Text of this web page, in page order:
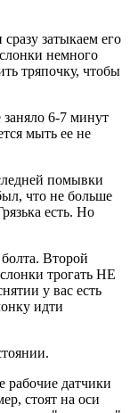
затыкаем его
немного
тряпочку, чтобы
заняло 6-7 минут
мыть ее не
помывки
что не больше
есть. Но
Второй
трогать НЕ
у вас есть
идти
рабочие датчики
стоят на оси